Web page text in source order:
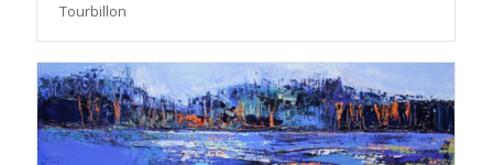
Tourbillon